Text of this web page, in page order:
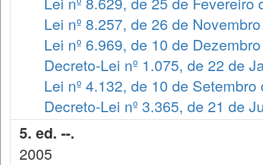
Lei nº 8.257, de 26 de
Lei nº 6.969, de 10 de
Decreto-Lei nº 1.075, de 22 de
Lei nº 4.132, de 10 de Setembro
Decreto-Lei nº 3.365, de 21 de
5. ed. --.
2005